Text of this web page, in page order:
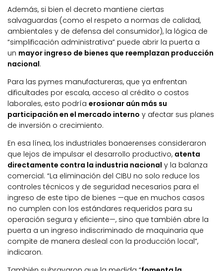
Además, si bien el decreto mantiene ciertas
salvaguardas (como el respeto a normas de calidad,
ambientales y de defensa del consumidor), la lógica de
“simplificación administrativa” puede abrir la puerta a
un mayor ingreso de bienes que reemplazan producción
nacional.
Para las pymes manufactureras, que ya enfrentan
dificultades por escala, acceso al crédito o costos
laborales, esto podría erosionar aún más su
participación en el mercado interno y afectar sus planes
de inversión o crecimiento.
En esa línea, los industriales bonaerenses consideraron
que lejos de impulsar el desarrollo productivo, atenta
directamente contra la industria nacional y la balanza
comercial. “La eliminación del CIBU no solo reduce los
controles técnicos y de seguridad necesarios para el
ingreso de este tipo de bienes —que en muchos casos
no cumplen con los estándares requeridos para su
operación segura y eficiente—, sino que también abre la
puerta a un ingreso indiscriminado de maquinaria que
compite de manera desleal con la producción local”,
indicaron.